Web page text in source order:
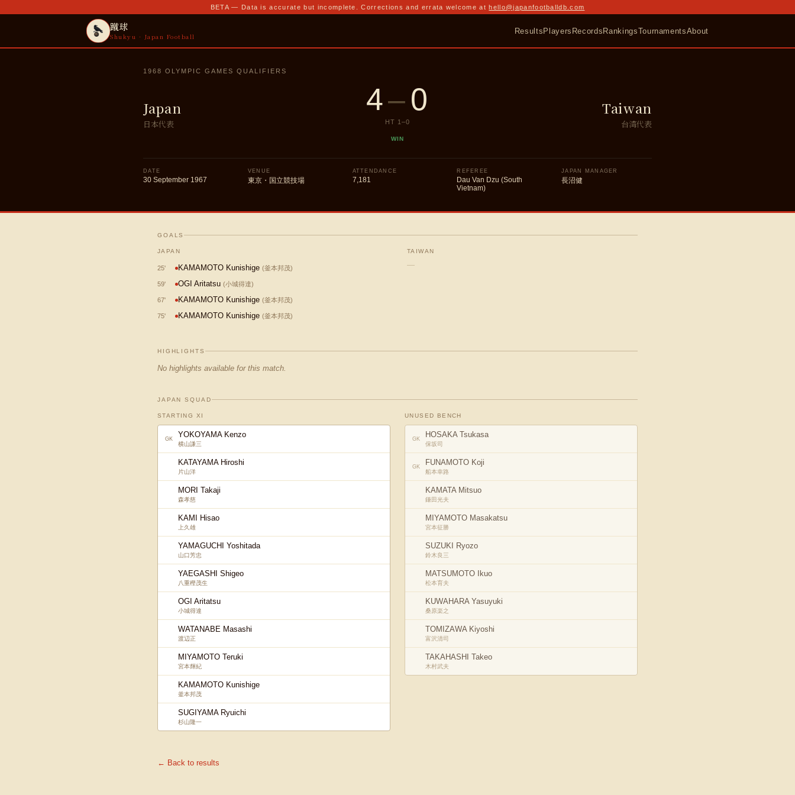
BETA — Data is accurate but incomplete. Corrections and errata welcome at hello@japanfootballdb.com
蹴球
Shukyu · Japan Football
ResultsPlayers RecordsRankingsTournamentsAbout
1968 OLYMPIC GAMES QUALIFIERS
Japan
日本代表
4–0
HT 1 –0
WIN
Taiwan
台湾代表
DATE
30 September 1967
VENUE
東京・国立競技場
ATTENDANCE
7,181
REFEREE
Dau Van Dzu (South
Vietnam)
JAPAN MANAGER
長沼健
GOALS
JAPAN
25' KAMAMOTO Kunishige (釜本邦茂)
59' OGI Aritatsu (小城得達)
67' KAMAMOTO Kunishige (釜本邦茂)
75' KAMAMOTO Kunishige (釜本邦茂)
TAIWAN
—
HIGHLIGHTS
No highlights available for this match.
JAPAN SQUAD
STARTING XI
GK YOKOYAMA Kenzo
横山謙三
KATAYAMA Hiroshi
片山洋
MORI Takaji
森孝慈
KAMI Hisao
上久雄
YAMAGUCHI Yoshitada
山口芳忠
YAEGASHI Shigeo
八重樫茂生
OGI Aritatsu
小城得達
WATANABE Masashi
渡辺正
MIYAMOTO Teruki
宮本輝紀
KAMAMOTO Kunishige
釜本邦茂
SUGIYAMA Ryuichi
杉山隆一
UNUSED BENCH
GK HOSAKA Tsukasa
保坂司
GK FUNAMOTO Koji
船本幸路
KAMATA Mitsuo
鎌田光夫
MIYAMOTO Masakatsu
宮本征勝
SUZUKI Ryozo
鈴木良三
MATSUMOTO Ikuo
松本育夫
KUWAHARA Yasuyuki
桑原楽之
TOMIZAWA Kiyoshi
富沢清司
TAKAHASHI Takeo
木村武夫
← Back to results